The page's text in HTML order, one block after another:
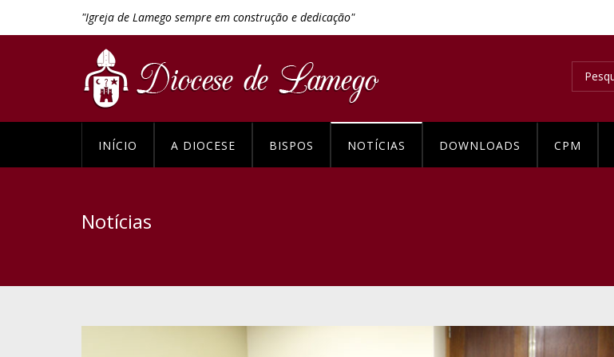
"Igreja de Lamego sempre em construção e dedicação"
INÍCIO A DIOCESE BISPOS NOTÍCIAS DOWNLOADS CPM
Notícias